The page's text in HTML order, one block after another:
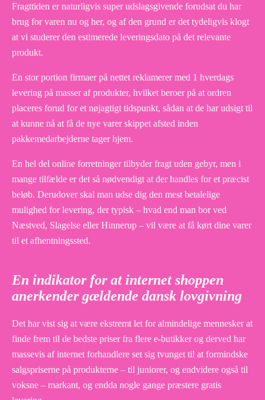
Fragttiden er naturligvis super udslagsgivende forudsat du har
brug for varen nu og her, og af den grund er det tydeligvis klogt
at vi studerer den estimerede leveringsdato på det relevante
produkt.
En stor portion firmaer på nettet reklamerer med 1 hverdags
levering på masser af produkter, hvilket beroer på at ordren
placeres forud for et nøjagtigt tidspunkt, sådan at de har udsigt til
at kunne nå at få de nye varer skippet afsted inden
pakkemedarbejderne tager hjem.
En hel del online forretninger tilbyder fragt uden gebyr, men i
mange tilfælde er det så nødvendigt at der handles for et præcist
beløb. Derudover skal man udse dig den mest betalelige
mulighed for levering, der typisk – hvad end man bor ved
Næstved, Slagelse eller Hinnerup – vil være at få kørt dine varer
til et afhentningssted.
En indikator for at internet shoppen
anerkender gældende dansk lovgivning
Det har vist sig at være ekstremt let for almindelige mennesker at
finde frem til de bedste priser fra flere e-butikker og derved har
massevis af internet forhandlere set sig tvunget til at formindske
salgspriserne på produkterne – til juniorer, og endvidere også til
voksne – markant, og endda nogle gange præstere gratis